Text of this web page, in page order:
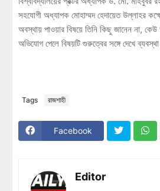
সহযোগী অধ্যাপক মোহাম্মদ হেদায়েত উল্লাহর
অবস্থায় পাওয়ার বিষয়ে তিনি কিছু জানেন না,
অভিযোগ পেলে বিষয়টি গুরুত্বের সঙ্গে দেখে
Tags রাজশাহী
Facebook
Editor